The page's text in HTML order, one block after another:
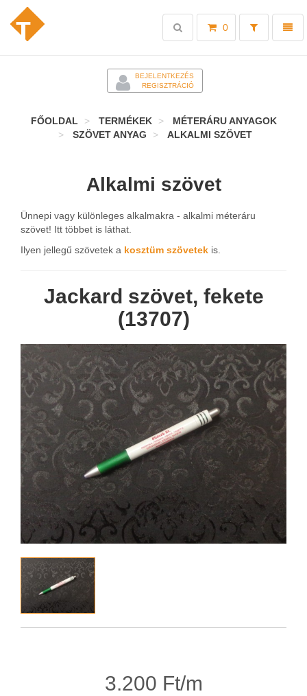
Toggle
0
Toggle
search
BEJELENTKEZÉS
REGISZTRÁCIÓ
FŐOLDAL TERMÉKEK
MÉTERÁRU ANYAGOK
SZÖVET ANYAG
ALKALMI SZÖVET
Alkalmi szövet
Ünnepi vagy különleges alkalmakra - alkalmi méteráru
szövet! Itt többet is láthat.
Ilyen jellegű szövetek a kosztüm szövetek is.
Jackard szövet, fekete
(13707)
3.200 Ft/m